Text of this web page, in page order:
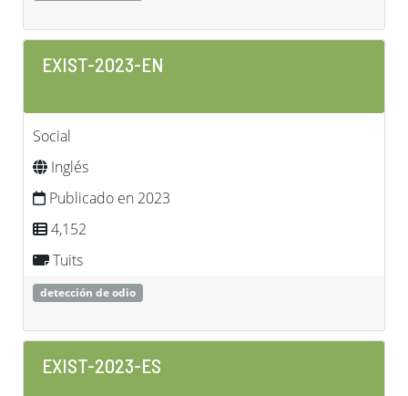
EXIST-2023-EN
Social
Inglés
Publicado en 2023
4,152
Tuits
detección de odio
EXIST-2023-ES